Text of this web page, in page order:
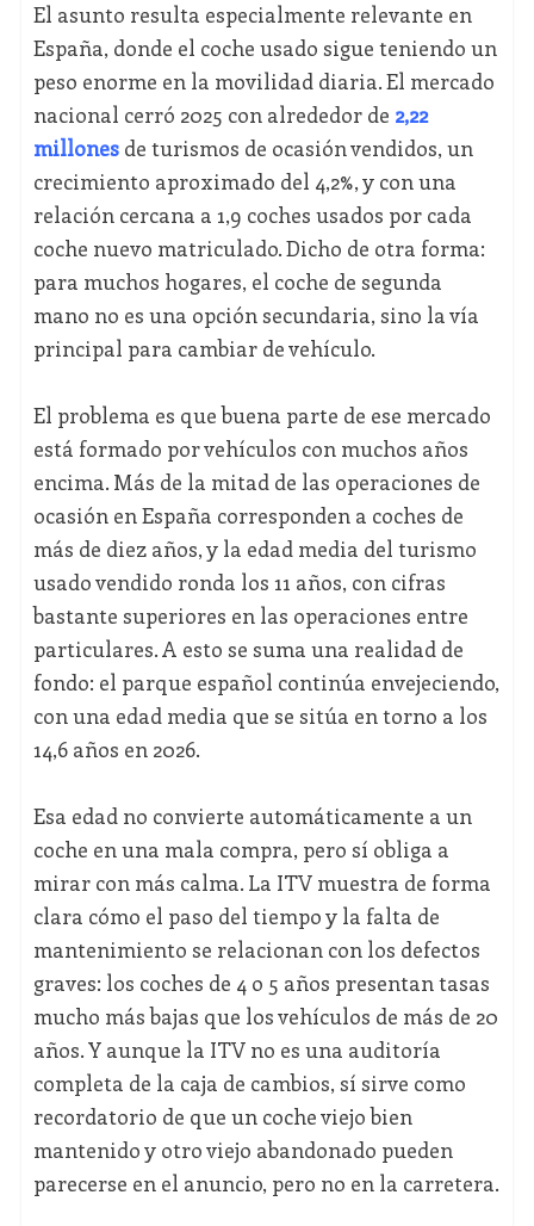
El asunto resulta especialmente relevante en
España, donde el coche usado sigue teniendo un
peso enorme en la movilidad diaria. El mercado
nacional cerró 2025 con alrededor de 2,22
millonesde turismos de ocasión vendidos, un
crecimiento aproximado del 4,2%, y con una
relación cercana a 1,9 coches usados por cada
coche nuevo matriculado. Dicho de otra forma:
para muchos hogares, el coche de segunda
mano no es una opción secundaria, sino la vía
principal para cambiar de vehículo.
El problema es que buena parte de ese mercado
está formado por vehículos con muchos años
encima. Más de la mitad de las operaciones de
ocasión en España corresponden a coches de
más de diez años, y la edad media del turismo
usado vendido ronda los 11 años, con cifras
bastante superiores en las operaciones entre
particulares. A esto se suma una realidad de
fondo: el parque español continúa envejeciendo,
con una edad media que se sitúa en torno a los
14,6 años en 2026.
Esa edad no convierte automáticamente a un
coche en una mala compra, pero sí obliga a
mirar con más calma. La ITV muestra de forma
clara cómo el paso del tiempo y la falta de
mantenimiento se relacionan con los defectos
graves: los coches de 4 o 5 años presentan tasas
mucho más bajas que los vehículos de más de 20
años. Y aunque la ITV no es una auditoría
completa de la caja de cambios, sí sirve como
recordatorio de que un coche viejo bien
mantenido y otro viejo abandonado pueden
parecerse en el anuncio, pero no en la carretera.